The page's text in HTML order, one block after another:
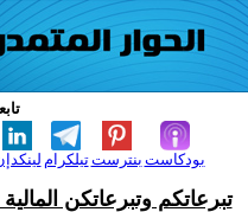
تيلكرامبنترست بودكاست
تبرعاتكم وتبرعاتكن